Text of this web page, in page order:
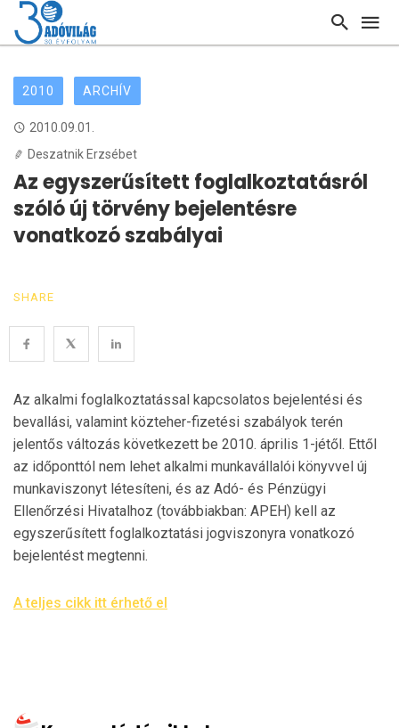
2010 ARCHÍV
2010.09.01.
Deszatnik Erzsébet
Az egyszerűsített foglalkoztatásról
szóló új törvény bejelentésre
vonatkozó szabályai
SHARE
Az alkalmi foglalkoztatással kapcsolatos bejelentési és
bevallási, valamint közteher-fizetési szabályok terén
jelentős változás következett be 2010. április 1-jétől. Ettől
az időponttól nem lehet alkalmi munkavállalói könyvvel új
munkaviszonyt létesíteni, és az Adó- és Pénzügyi
Ellenőrzési Hivatalhoz (továbbiakban: APEH) kell az
egyszerűsített foglalkoztatási jogviszonyra vonatkozó
bejelentést megtenni.
A teljes cikk itt érhető el